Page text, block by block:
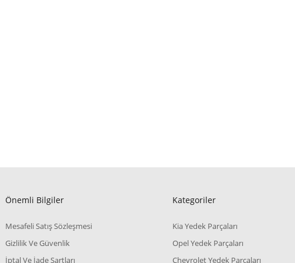
Önemli Bilgiler
Mesafeli Satış Sözleşmesi
Gizlilik Ve Güvenlik
İptal Ve İade Şartları
Kategoriler
Kia Yedek Parçaları
Opel Yedek Parçaları
Chevrolet Yedek Parçaları